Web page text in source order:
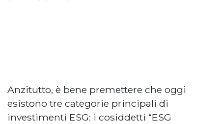
Anzitutto, è bene premettere che oggi
esistono tre categorie principali di
investimenti ESG: i cosiddetti “ESG